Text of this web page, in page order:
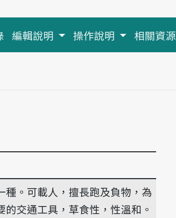
編輯說明 操作說明 相關資源
種。可載人，擅長跑及負物，為
的交通工具，草食性，性溫和。